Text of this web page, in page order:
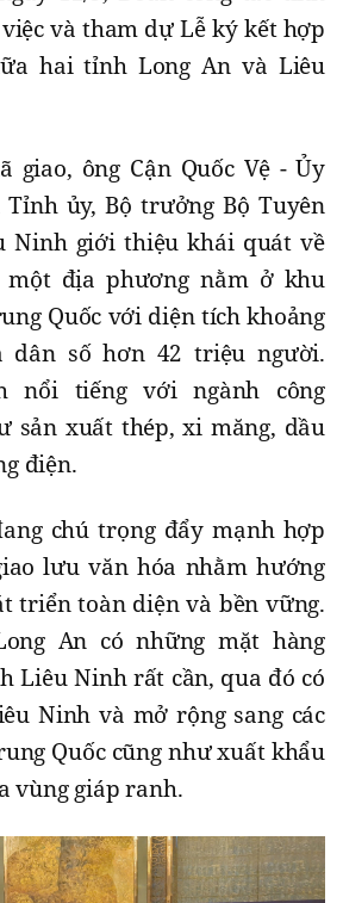
và tham dự Lễ ký kết hợp
hai tỉnh Long An và Liêu
giao, ông Cận Quốc Vệ - Ủy
ủy, Bộ trưởng Bộ Tuyên
Ninh giới thiệu khái quát về
địa phương nằm ở khu
Quốc với diện tích khoảng
dân số hơn 42 triệu người.
nổi tiếng với ngành công
sản xuất thép, xi măng, dầu
điện.
chú trọng đẩy mạnh hợp
lưu văn hóa nhằm hướng
triển toàn diện và bền vững.
An có những mặt hàng
Liêu Ninh rất cần, qua đó có
Ninh và mở rộng sang các
Quốc cũng như xuất khẩu
vùng giáp ranh.